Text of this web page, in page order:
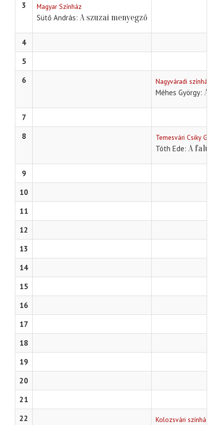
3
Magyar Színház
Sütő András A szuzai menyegző
4
5
6
Nagyváradi színház
Méhes György Az
7
8
Temesvári Csiky
Tóth Ede A falu
9
10
11
12
13
14
15
16
17
18
19
20
21
22
Kolozsvári színház